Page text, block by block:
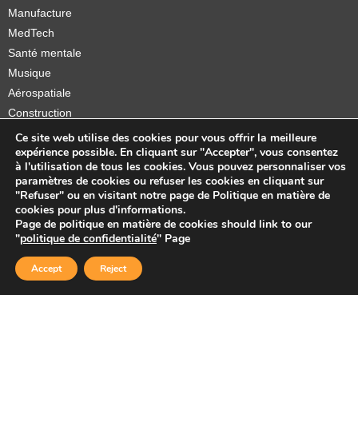
Manufacture
MedTech
Santé mentale
Musique
Aérospatiale
Construction
Orthèses et prothèses
Startups
Copyright © 2026 Sidekick Interactive Inc.
Ce site web utilise des cookies pour vous offrir la meilleure
expérience possible. En cliquant sur "Accepter", vous consentez
à l'utilisation de tous les cookies. Vous pouvez personnaliser vos
paramètres de cookies ou refuser les cookies en cliquant sur
"Refuser" ou en visitant notre page de Politique en matière de
cookies pour plus d'informations.
Page de politique en matière de cookies should link to our
"politique de confidentialité" Page
Accept Reject